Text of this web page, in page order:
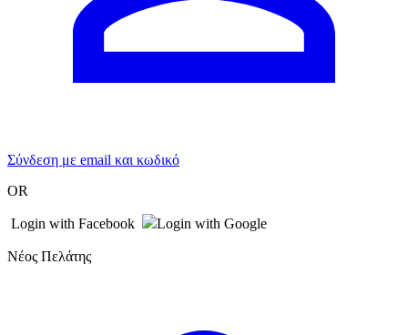
Σύνδεση με email και κωδικό
OR
Login with Facebook Login with Google
Νέος Πελάτης